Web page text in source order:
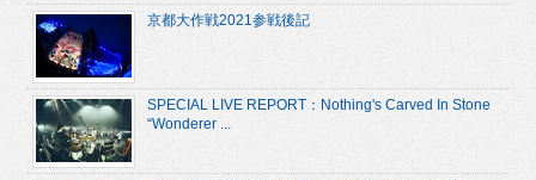
京都大作戦2021参戦後記
SPECIAL LIVE REPORT：Nothing's Carved In Stone
“Wonderer ...